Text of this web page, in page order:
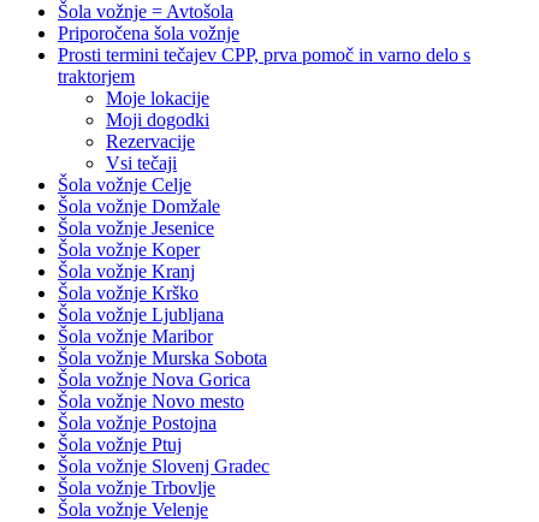
Šola vožnje = Avtošola
Priporočena šola vožnje
Prosti termini tečajev CPP, prva pomoč in varno delo s
traktorjem
Moje lokacije
Moji dogodki
Rezervacije
Vsi tečaji
Šola vožnje Celje
Šola vožnje Domžale
Šola vožnje Jesenice
Šola vožnje Koper
Šola vožnje Kranj
Šola vožnje Krško
Šola vožnje Ljubljana
Šola vožnje Maribor
Šola vožnje Murska Sobota
Šola vožnje Nova Gorica
Šola vožnje Novo mesto
Šola vožnje Postojna
Šola vožnje Ptuj
Šola vožnje Slovenj Gradec
Šola vožnje Trbovlje
Šola vožnje Velenje